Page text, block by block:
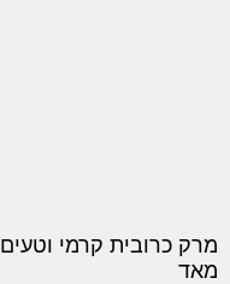
מרק כרובית קרמי וטעים
מאד